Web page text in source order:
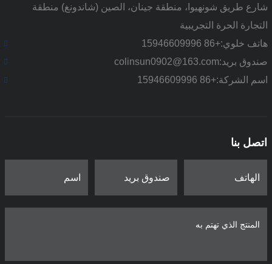
شارع طريق شونهيوا، منطقة جينان، الصين (شاندونغ) منطقة
التجارة الحرة التجريبية
هاتف خلوي:+86 15946609996
صندوق بريد:colinsun0902@163.com
اسم الشركة:+86 15946609996
اتصل بنا